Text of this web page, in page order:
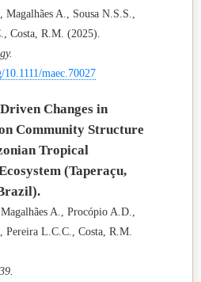
Magalhães A., Sousa N.S.S.,
Costa, R.M. (2025).
maec.70027
Changes in
Community Structure
Tropical
(Taperaçu,
A., Procópio A.D.,
Pereira L.C.C., Costa, R.M.